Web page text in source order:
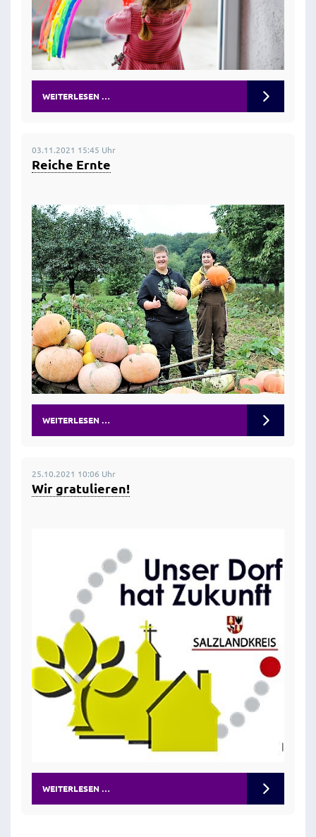
WEITERLESEN …
03.11.2021 15:45 Uhr
Reiche Ernte
WEITERLESEN …
25.10.2021 10:06 Uhr
Wir gratulieren!
WEITERLESEN …